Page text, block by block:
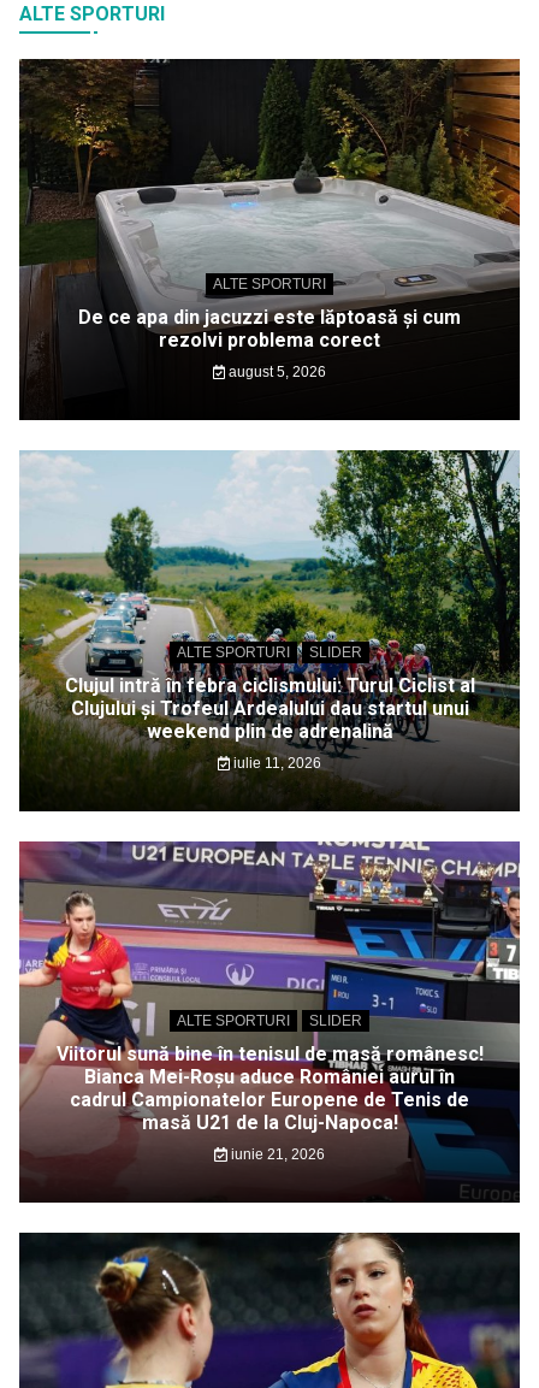
ALTE SPORTURI
ALTE SPORTURI
De ce apa din jacuzzi este lăptoasă și cum
rezolvi problema corect
august 5, 2026
ALTE SPORTURI SLIDER
Clujul intră în febra ciclismului: Turul Ciclist al
Clujului și Trofeul Ardealului dau startul unui
weekend plin de adrenalină
iulie 11, 2026
ALTE SPORTURI SLIDER
Viitorul sună bine în tenisul de masă românesc!
Bianca Mei-Roșu aduce României aurul în
cadrul Campionatelor Europene de Tenis de
masă U21 de la Cluj-Napoca!
iunie 21, 2026